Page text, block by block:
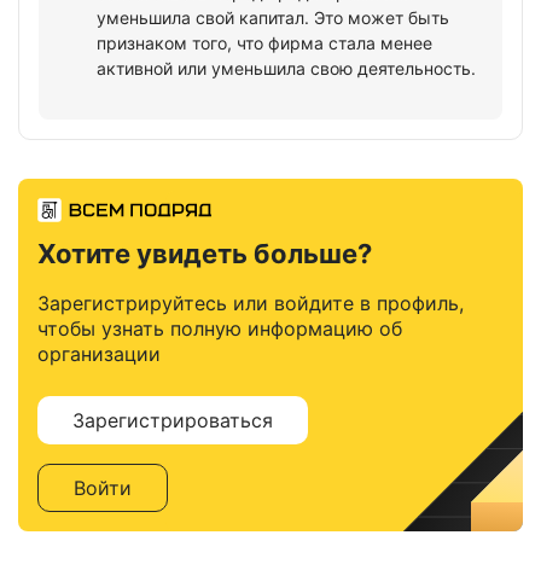
уменьшила свой капитал. Это может быть
признаком того, что фирма стала менее
активной или уменьшила свою деятельность.
Хотите увидеть больше?
Зарегистрируйтесь или войдите в профиль,
чтобы узнать полную информацию об
организации
Зарегистрироваться
Войти